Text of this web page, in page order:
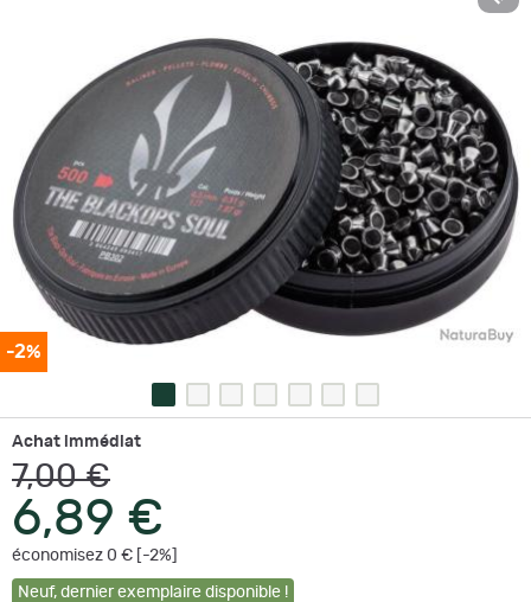
-2%
Achat immédiat
7,00 €
6,89 €
économisez 0 € [-2%]
Neuf, dernier exemplaire disponible !